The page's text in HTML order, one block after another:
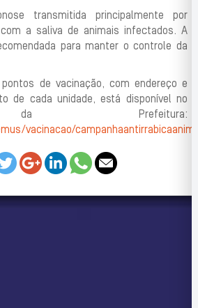
transmitida principalmente por
a saliva de animais infectados. A
para manter o controle da
de vacinação, com endereço e
de cada unidade, está disponível no
Prefeitura:
vacinacao/